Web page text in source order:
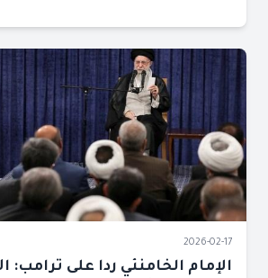
2026-02-17
الإمام الخامنئي ردا على ترامب: